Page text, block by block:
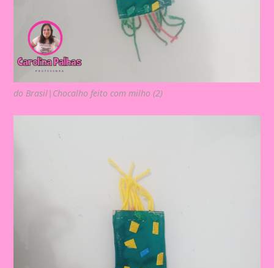
do Brasil|Chocalho feito com milho (2)